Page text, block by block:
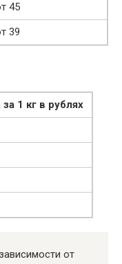
45
39
за 1 кг в рублях
от